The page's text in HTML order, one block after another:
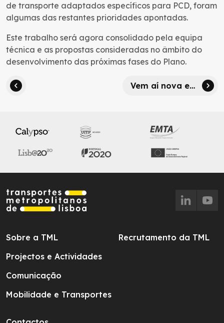
de transporte adaptados específicos para PCD, foram
algumas das restantes prioridades apontadas.
Este trabalho será agora consolidado pela equipa
técnica e as propostas consideradas no âmbito do
desenvolvimento das próximas fases do Plano.
Vem aí nova edição das Jornadas navegante®
Sobre a TML
Projectos e Actividades
Comunicação
Mobilidade e Transportes
Recrutamento da TML